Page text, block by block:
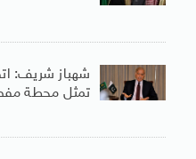
شهباز شريف:
تمثل محطة